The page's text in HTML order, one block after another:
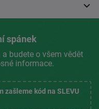
spánek
budete o všem vědět
informace.
zašleme kód na SLEVU